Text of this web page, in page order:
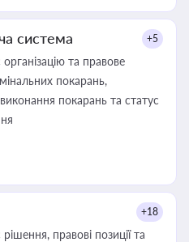
система +5
та правове
покарань,
виконання покарань та статус
+18
правові позиції та